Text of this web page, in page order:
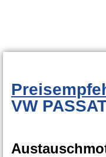
VW